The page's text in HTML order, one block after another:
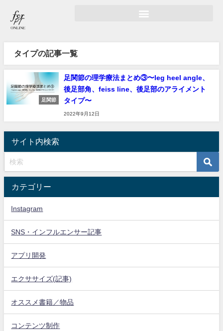
タイプの記事一覧
足関節
足関節の理学療法まとめ③〜leg heel angle、
後足部角、feiss line、後足部のアライメント
タイプ〜
2022年9月12日
サイト内検索
カテゴリー
Instagram
SNS・インフルエンサー記事
アプリ開発
エクササイズ(記事)
オススメ書籍／物品
コンテンツ制作